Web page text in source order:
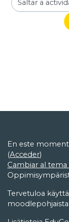
Saltar a
En este
(Acceder)
Cambiar al tema
Tervetuloa